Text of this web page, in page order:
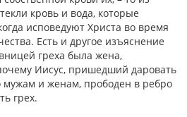
кровь и вода, которые
исповедуют Христа во время
Есть и другое изъяснение
греха была жена,
Иисус, пришедший даровать
и женам, прободен в ребро
грех.